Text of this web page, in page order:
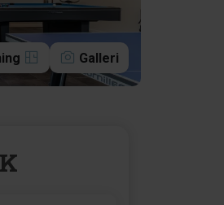
Galleri